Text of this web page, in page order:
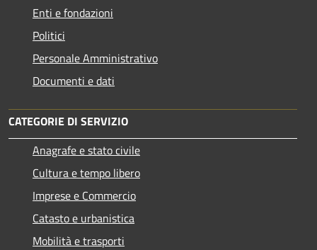
Enti e fondazioni
Politici
Personale Amministrativo
Documenti e dati
CATEGORIE DI SERVIZIO
Anagrafe e stato civile
Cultura e tempo libero
Imprese e Commercio
Catasto e urbanistica
Mobilità e trasporti